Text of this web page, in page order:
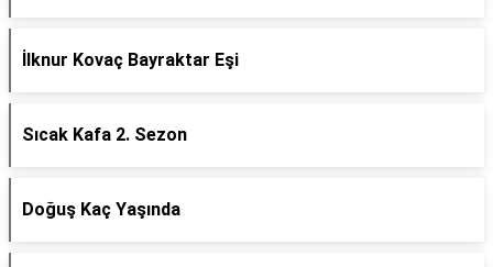
İlknur Kovaç Bayraktar Eşi
Sıcak Kafa 2. Sezon
Doğuş Kaç Yaşında